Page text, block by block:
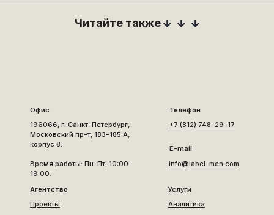
Читайте также
Офис
196066, г. Санкт-Петербург,
Московский пр-т, 183-185 А,
корпус 8.
Время работы: Пн-Пт, 10:00–
19:00.
Агентство
Проекты
Услуги
Аналитика
Телефон
+7 (812) 748-29-17
E-mail
info@label-men.com